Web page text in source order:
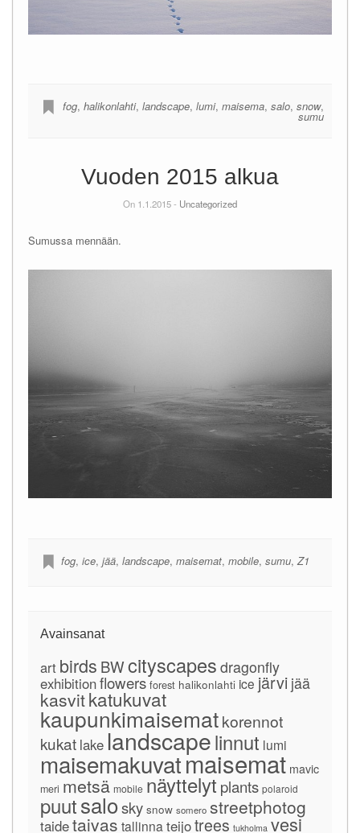
fog,halikonlahti,landscape,lumi,maisema,salo,snow,
sumu
Vuoden 2015 alkua
On 1.1.2015 - Uncategorized
Sumussa mennään.
fog, ice, jää, landscape, maisemat, mobile, sumu,Z1
Avainsanat
art birds BWcityscapes dragonfly
exhibitionflowers forest halikonlahti ice järvi jää
kasvitkatukuvat
kaupunkimaisematkorennot
kukat lake landscapelinnut lumi
maisemakuvatmaisemat mavic
meri metsä mobile näyttelyt plants polaroid
puutsalosky snow somero streetphotog
taidetaivas tallinnateijotrees tukholma vesi